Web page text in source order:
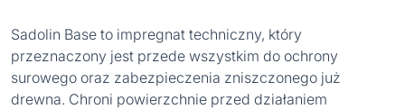
Sadolin Base to impregnat techniczny, który
przeznaczony jest przede wszystkim do ochrony
surowego oraz zabezpieczenia zniszczonego już
drewna. Chroni powierzchnie przed działaniem